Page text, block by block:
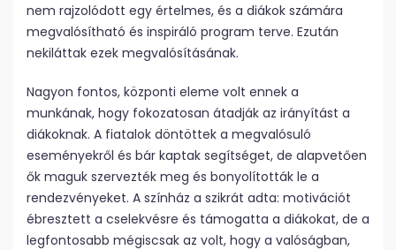
nem rajzolódott egy értelmes, és a diákok számára
megvalósítható és inspiráló program terve. Ezután
nekiláttak ezek megvalósításának.
Nagyon fontos, központi eleme volt ennek a
munkának, hogy fokozatosan átadják az irányítást a
diákoknak. A fiatalok döntöttek a megvalósuló
eseményekről és bár kaptak segítséget, de alapvetően
ők maguk szervezték meg és bonyolították le a
rendezvényeket. A színház a szikrát adta: motivációt
ébresztett a cselekvésre és támogatta a diákokat, de a
legfontosabb mégiscsak az volt, hogy a valóságban,